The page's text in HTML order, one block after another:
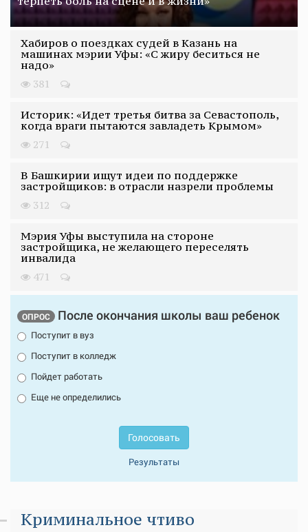
Хабиров о поездках судей в Казань на
машинах мэрии Уфы: «С жиру беситься не
надо»
381
Историк: «Идет третья битва за Севастополь,
когда враги пытаются завладеть Крымом»
271
В Башкирии ищут идеи по поддержке
застройщиков: в отрасли назрели проблемы
312
Мэрия Уфы выступила на стороне
застройщика, не желающего переселять
инвалида
471
ОПРОС После окончания школы ваш ребенок
Поступит в вуз
Поступит в колледж
Пойдет работать
Еще не определились
Голосовать
Результаты
Криминальное чтиво